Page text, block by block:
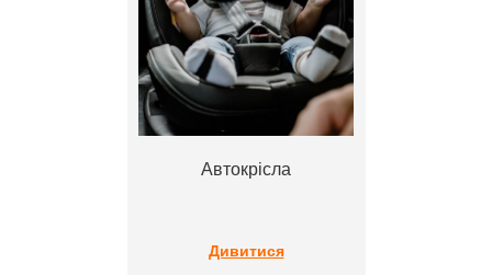
Автокрісла
Дивитися